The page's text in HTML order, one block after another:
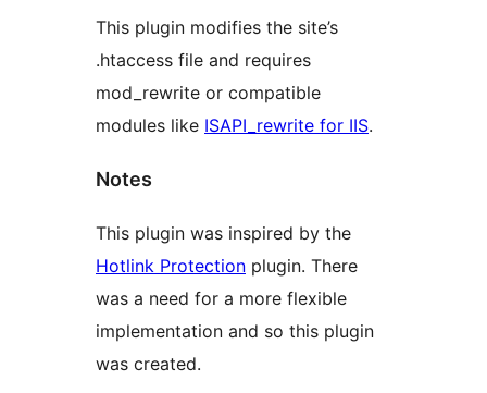
This plugin modifies the site’s
.htaccess file and requires
mod_rewrite or compatible
modules like ISAPI_rewrite for IIS.
Notes
This plugin was inspired by the
Hotlink Protection plugin. There
was a need for a more flexible
implementation and so this plugin
was created.